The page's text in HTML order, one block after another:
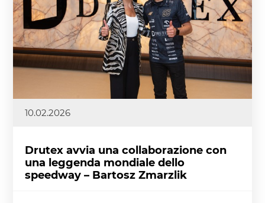
10.02.2026
Drutex avvia una collaborazione con
una leggenda mondiale dello
speedway – Bartosz Zmarzlik